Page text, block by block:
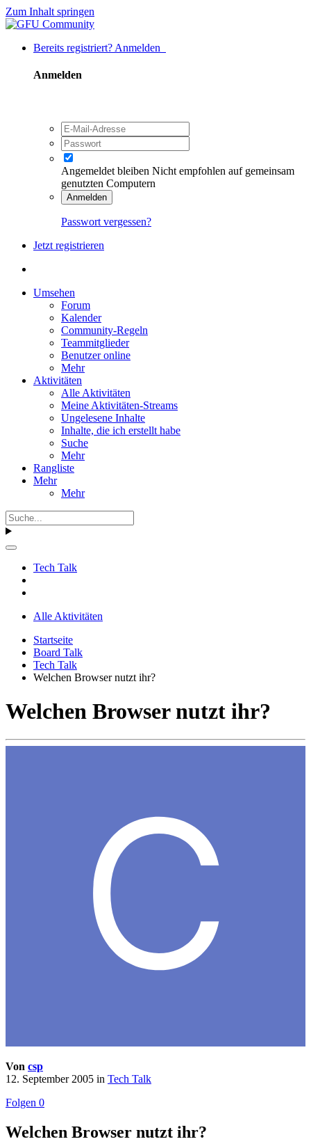
Zum Inhalt springen
Bereits registriert? Anmelden
Anmelden
Angemeldet bleiben Nicht empfohlen auf gemeinsam
genutzten Computern
Anmelden
Passwort vergessen?
Jetzt registrieren
Umsehen
Forum
Kalender
Community-Regeln
Teammitglieder
Benutzer online
Mehr
Aktivitäten
Alle Aktivitäten
Meine Aktivitäten-Streams
Ungelesene Inhalte
Inhalte, die ich erstellt habe
Suche
Mehr
Rangliste
Mehr
Mehr
Tech Talk
Alle Aktivitäten
Startseite
Board Talk
Tech Talk
Welchen Browser nutzt ihr?
Welchen Browser nutzt ihr?
Von csp
12. September 2005 in Tech Talk
Folgen 0
Welchen Browser nutzt ihr?